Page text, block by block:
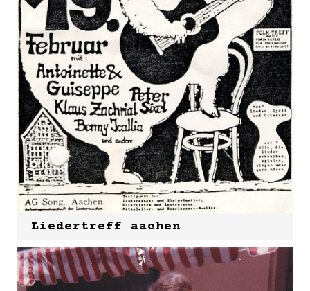
Liedertreff aachen